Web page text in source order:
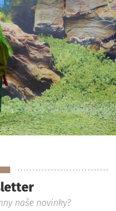
naše novinky?